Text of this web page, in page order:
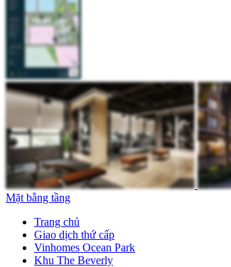
Mặt bằng tầng
Trang chủ
Giao dịch thứ cấp
Vinhomes Ocean Park
Khu The Beverly